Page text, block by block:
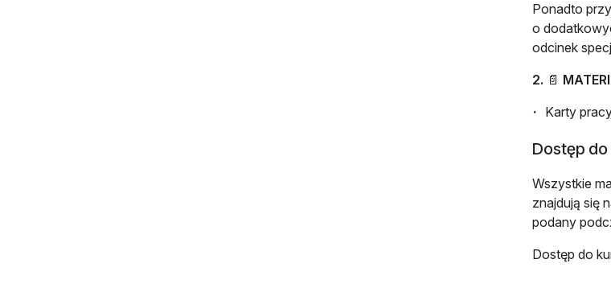
Ponadto
o
odcinek
2. 📄
Karty
Dostęp do
Wszystkie
znajdują się
podany
Dostęp do